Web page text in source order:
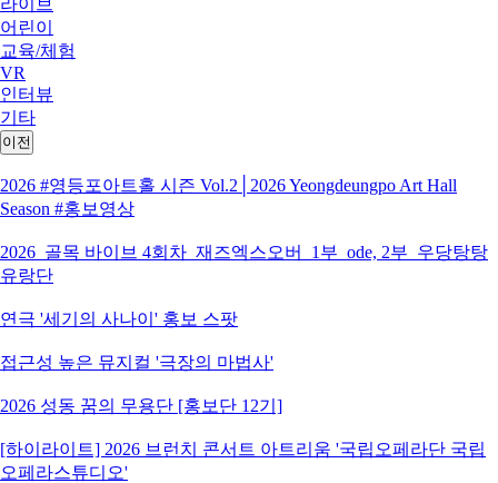
라이브
어린이
교육/체험
VR
인터뷰
기타
이전
2026 #영등포아트홀 시즌 Vol.2│2026 Yeongdeungpo Art Hall
Season #홍보영상
2026_골목 바이브 4회차_재즈엑스오버_1부_ode, 2부_우당탕탕
유랑단
연극 '세기의 사나이' 홍보 스팟
접근성 높은 뮤지컬 '극장의 마법사'
2026 성동 꿈의 무용단 [홍보단 12기]
[하이라이트] 2026 브런치 콘서트 아트리움 '국립오페라단 국립
오페라스튜디오'